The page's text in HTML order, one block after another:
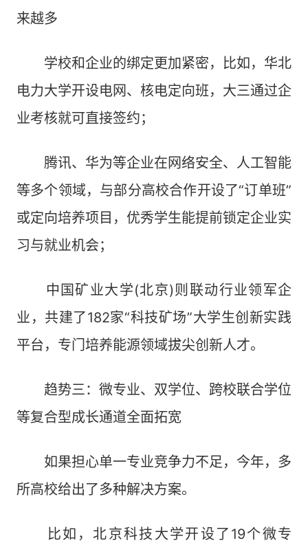
来越多
学校和企业的绑定更加紧密，比如，华北
电力大学开设电网、核电定向班，大三通过企
业考核就可直接签约；
腾讯、华为等企业在网络安全、人工智能
等多个领域，与部分高校合作开设了“订单班”
或定向培养项目，优秀学生能提前锁定企业实
习与就业机会；
中国矿业大学(北京)则联动行业领军企
业，共建了182家“科技矿场”大学生创新实践
平台，专门培养能源领域拔尖创新人才。
趋势三：微专业、双学位、跨校联合学位
等复合型成长通道全面拓宽
如果担心单一专业竞争力不足，今年，多
所高校给出了多种解决方案。
比如，北京科技大学开设了19个微专